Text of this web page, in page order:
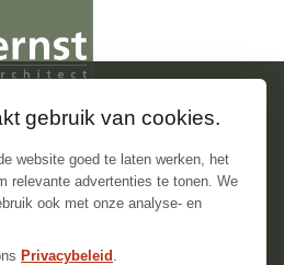
Amsterdam
de iconische Magere Brug,
Twee naast
gebruik van cookies.
website goed te laten werken, het
relevante advertenties te tonen. We
ook met onze analyse- en
Privacybeleid .